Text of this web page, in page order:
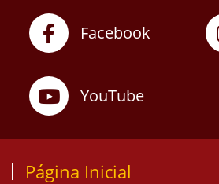
Facebook
YouTube
Página Inicial